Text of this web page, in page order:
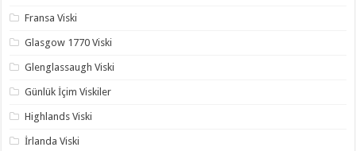
Fransa Viski
Glasgow 1770 Viski
Glenglassaugh Viski
Günlük İçim Viskiler
Highlands Viski
İrlanda Viski